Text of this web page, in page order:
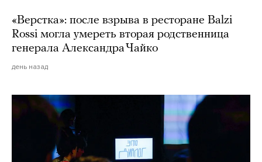
«Верстка»: после взрыва в ресторане Balzi
Rossi могла умереть вторая родственница
генерала Александра Чайко
день назад